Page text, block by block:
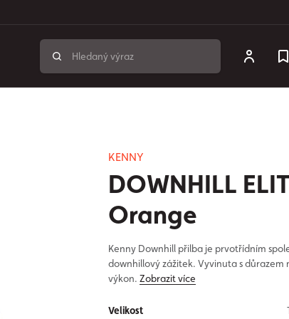
KENNY
DOWNHILL
Orange
Kenny Downhill přilba je prvotřídním
downhillový zážitek. Vyvinuta s důrazem
výkon. Zobrazit více
Velikost